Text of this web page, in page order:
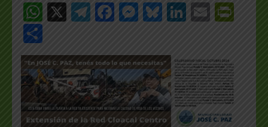
WhatsApp
X Telegram
Facebook
Messenger
Bluesky
LinkedIn
Email